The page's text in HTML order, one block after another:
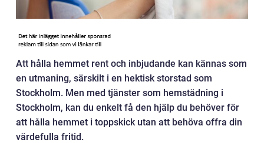
Att hålla hemmet rent och inbjudande kan kännas som
en utmaning, särskilt i en hektisk storstad som
Stockholm. Men med tjänster som hemstädning i
Stockholm, kan du enkelt få den hjälp du behöver för
att hålla hemmet i toppskick utan att behöva offra din
värdefulla fritid.